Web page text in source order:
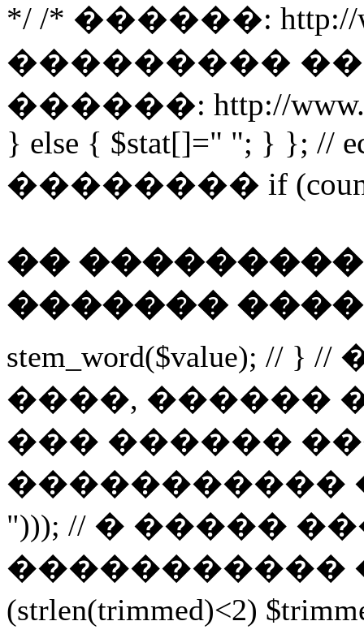
*/ /* ������: http://
���������
������: http://
} else { $stat[]=" "; } }; //
�������� if
��
�������
stem_word($value); // }
����, ������
��� ������
�����������
"))); // � �����
�����������
(strlen(trimmed)<2)